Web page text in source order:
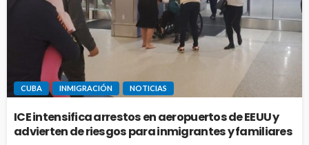
CUBA INMIGRACIÓN NOTICIAS
ICE intensifica arrestos en aeropuertos de EEUU y
advierten de riesgos para inmigrantes y familiares